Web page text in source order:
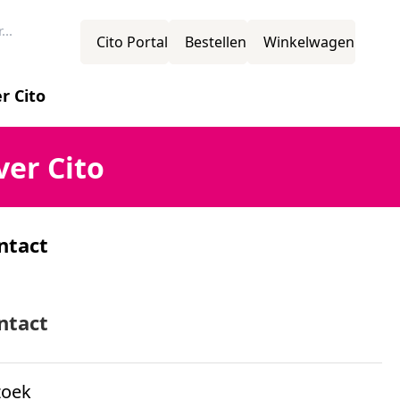
Cito
Cito
Cito Portal Bestellen Winkelwagen